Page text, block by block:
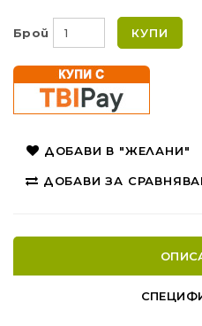
Брой КУПИ
ДОБАВИ В "ЖЕЛАНИ"
ДОБАВИ ЗА